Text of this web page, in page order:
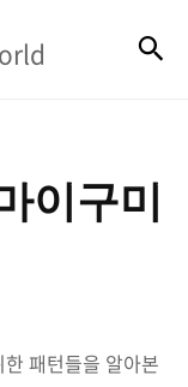
이구미
패턴들을 알아본